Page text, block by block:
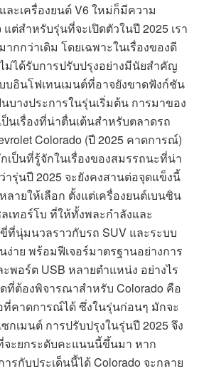
ะเครื่องยนต์ V6 ใหม่ก็มีความ
ต่สำหรับรุ่นที่จะเปิดตัวในปี 2025 เรา
กกว่าเดิม โดยเฉพาะในเรื่องของดี
ม่ได้รับการปรับปรุงอย่างมีนัยสำคัญ
บอินโฟเทนเมนต์ที่อาจยังขาดฟังก์ชัน
บางประการในรุ่นเริ่มต้น การมาของ
นเรื่องที่น่าตื่นเต้นสำหรับตลาดรถ
Colorado (ปี 2025 คาดการณ์)
เป็นที่รู้จักในเรื่องของสมรรถนะที่น่า
ารุ่นปี 2025 จะยังคงสานต่อจุดแข็งนี้
ายให้เลือก ตั้งแต่เครื่องยนต์เบนซิน
เทอร์โบ ที่ให้ทั้งพละกำลังและ
นุ่มนวลราวกับรถ SUV และระบบ
าย พร้อมฟีเจอร์มาตรฐานอย่างการ
พอร์ต USB หลายตำแหน่ง อย่างไร
ที่ต้องพิจารณาสำหรับ Colorado คือ
คาดการณ์ได้ ซึ่งในรุ่นก่อนๆ มักจะ
กเมนต์ การปรับปรุงในรุ่นปี 2025 จึง
ะยกระดับคะแนนนี้ขึ้นมา หาก
รกับประเด็นนี้ได้ Colorado จะกลาย